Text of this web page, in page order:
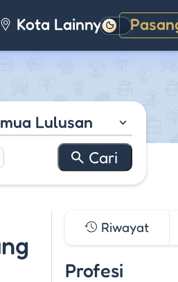
Kota LainnyaGelap
Lulusan
Riwayat
Profesi